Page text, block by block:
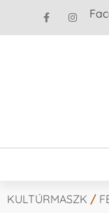
KULTÚRMASZK /